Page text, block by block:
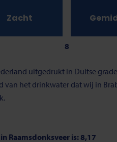
Zacht
8
uitgedrukt in Duitse
het drinkwater dat wij in
Raamsdonksveer is: 8,17